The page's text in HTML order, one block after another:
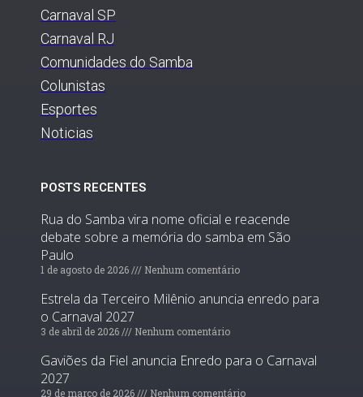
Carnaval SP
Carnaval RJ
Comunidades do Samba
Colunistas
Esportes
Noticias
POSTS RECENTES
Rua do Samba vira nome oficial e reacende
debate sobre a memória do samba em São
Paulo
1 de agosto de 2026 Nenhum comentário
Estrela da Terceiro Milênio anuncia enredo para
o Carnaval 2027
3 de abril de 2026 Nenhum comentário
Gaviões da Fiel anuncia Enredo para o Carnaval
2027
29 de março de 2026 Nenhum comentário